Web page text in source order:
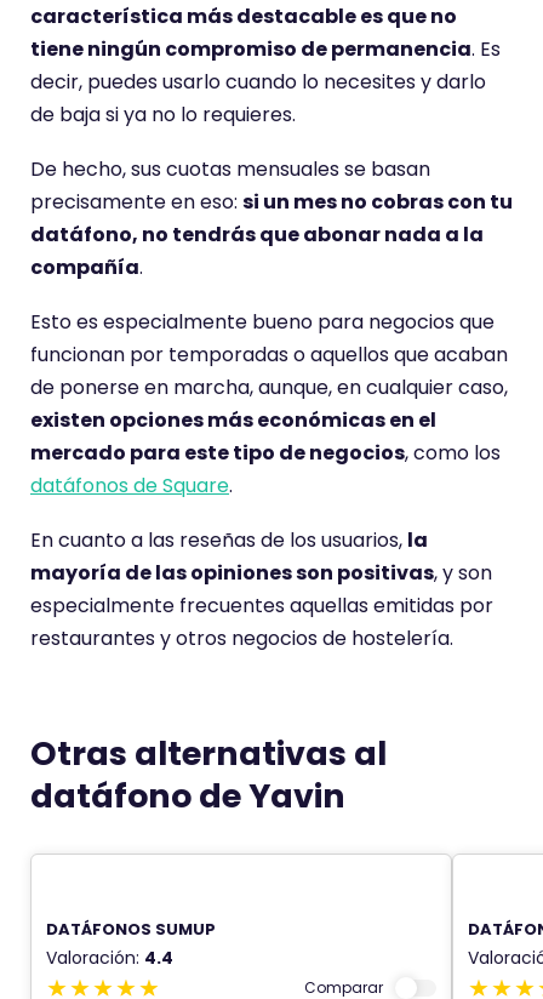
característica más destacable es que no
tiene ningún compromiso de permanencia. Es
decir, puedes usarlo cuando lo necesites y darlo
de baja si ya no lo requieres.
De hecho, sus cuotas mensuales se basan
precisamente en eso: si un mes no cobras con tu
datáfono, no tendrás que abonar nada a la
compañía.
Esto es especialmente bueno para negocios que
funcionan por temporadas o aquellos que acaban
de ponerse en marcha, aunque, en cualquier caso,
existen opciones más económicas en el
mercado para este tipo de negocios, como los
datáfonos de Square.
En cuanto a las reseñas de los usuarios, la
mayoría de las opiniones son positivas, y son
especialmente frecuentes aquellas emitidas por
restaurantes y otros negocios de hostelería.
Otras alternativas al
datáfono de Yavin
DATÁFONOS SUMUP
Valoración: 4.4
Comparar